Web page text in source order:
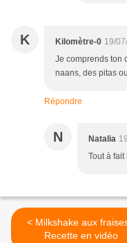
K Kilomètre-0 19/
Je comprends ton
naans, des pitas
Répondre
N Natalia
Tout à
< Milkshake aux fraises -
Recette en vidéo